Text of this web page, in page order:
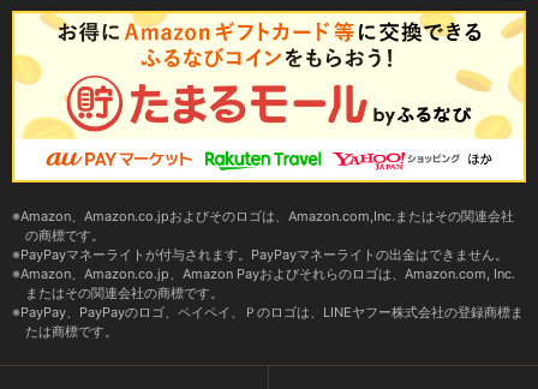
Amazon、Amazon.co.jpおよびそのロゴは、Amazon.com,Inc.またはその関連会社
の商標です。
PayPayマネーライトが付与されます。PayPayマネーライトの出金はできません。
Amazon、Amazon.co.jp、Amazon Payおよびそれらのロゴは、Amazon.com, Inc.
またはその関連会社の商標です。
PayPay、PayPayのロゴ、ペイペイ、Ｐのロゴは、LINEヤフー株式会社の登録商標ま
たは商標です。